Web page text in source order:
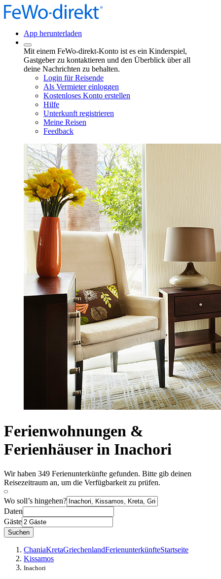
App herunterladen
Mit einem FeWo-direkt-Konto ist es ein Kinderspiel,
Gastgeber zu kontaktieren und den Überblick über all
deine Nachrichten zu behalten.
Login für Reisende
Als Vermieter einloggen
Kostenloses Konto erstellen
Hilfe
Unterkunft registrieren
Meine Reisen
Feedback
Ferienwohnungen &
Ferienhäuser in Inachori
Wir haben 349 Ferienunterkünfte gefunden. Bitte gib deinen
Reisezeitraum an, um die Verfügbarkeit zu prüfen.
Wo soll’s hingehen?
Daten
Gäste
Suchen
ChaniaKretaGriechenlandFerienunterkünfteStartseite
Kissamos
Inachori